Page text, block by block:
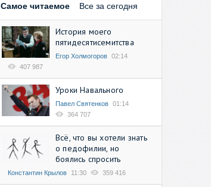
Самое читаемое Все за сегодня
История моего
пятидесятисемитства
Егор Холмогоров 02:14
407 987
Уроки Навального
Павел Святенков 01:14
364 707
Всё, что вы хотели знать
о педофилии, но
боялись спросить
Константин Крылов 11:30 359 416